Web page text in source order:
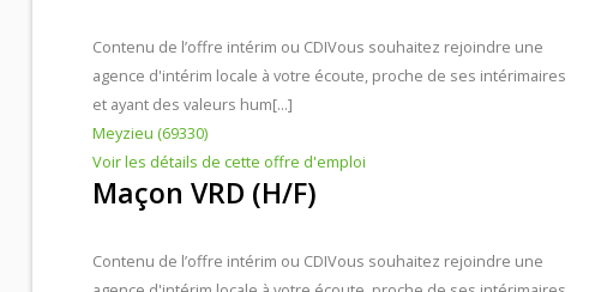
Contenu de l’offre intérim ou CDIVous souhaitez rejoindre une
agence d'intérim locale à votre écoute, proche de ses intérimaires
et ayant des valeurs hum[...]
Meyzieu (69330)
Voir les détails de cette offre d'emploi
Maçon VRD (H/F)
Contenu de l’offre intérim ou CDIVous souhaitez rejoindre une